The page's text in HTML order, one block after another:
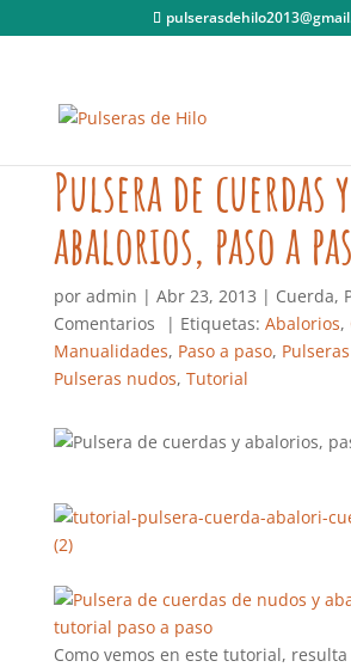
Pulsera de cuerdas y
abalorios, paso a
por admin | Abr 23, 2013 | Cuerda,
Comentarios
| Etiquetas: Abalorios,
Manualidades, Paso a paso,
Pulseras nudos, Tutorial
Como vemos en este tutorial,